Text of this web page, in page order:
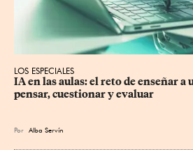
LOS ESPECIALES
IA en las aulas: el reto de enseñar a
pensar, cuestionar y evaluar
Por Alba Servín